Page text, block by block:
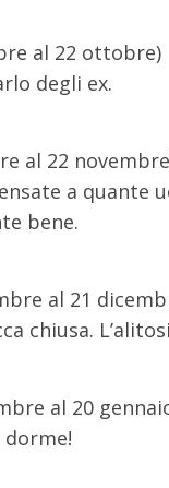
al 22 ottobre)
degli ex.
al 22
a
bene.
al 21
chiusa.
al 20
dorme!